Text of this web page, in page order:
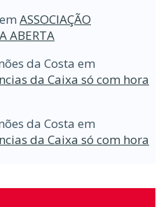
em ASSOCIAÇÃO
ABERTA
da Costa em
da Caixa só com hora
da Costa em
da Caixa só com hora